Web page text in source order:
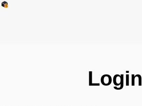
Login